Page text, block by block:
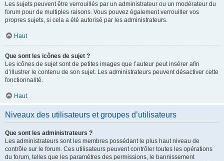
Les sujets peuvent être verrouillés par un administrateur ou un modérateur du
forum pour de multiples raisons. Vous pouvez également verrouiller vos
propres sujets, si cela a été autorisé par les administrateurs.
Haut
Que sont les icônes de sujet ?
Les icônes de sujet sont de petites images que l’auteur peut insérer afin
d’illustrer le contenu de son sujet. Les administrateurs peuvent désactiver cette
fonctionnalité.
Haut
Niveaux des utilisateurs et groupes d’utilisateurs
Que sont les administrateurs ?
Les administrateurs sont les membres possédant le plus haut niveau de
contrôle sur le forum. Ces utilisateurs peuvent contrôler toutes les opérations
du forum, telles que les paramètres des permissions, le bannissement